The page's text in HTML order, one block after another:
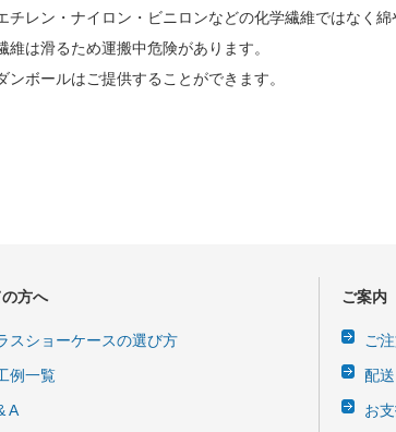
チレン・ナイロン・ビニロンなどの化学繊維ではなく
維は滑るため運搬中危険があります。
ボールはご提供することができます。
方へ
スショーケースの選び方
例一覧
A
ご案内
ご
配
お